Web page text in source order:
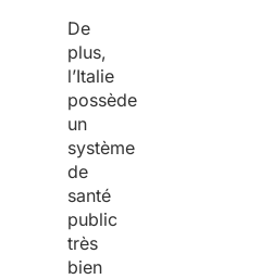
De
plus,
l’Italie
possède
un
système
de
santé
public
très
bien